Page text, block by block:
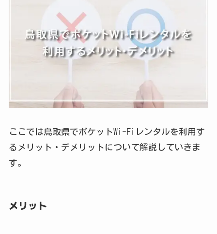
ここでは鳥取県でポケットWi-Fiレンタルを利用す
るメリット・デメリットについて解説していきま
す。
メリット